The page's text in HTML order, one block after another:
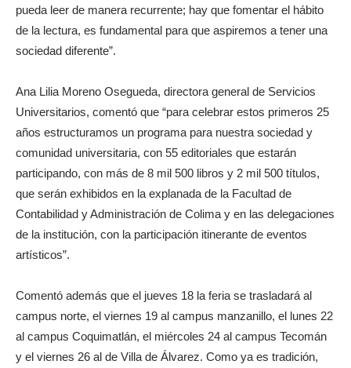
pueda leer de manera recurrente; hay que fomentar el hábito
de la lectura, es fundamental para que aspiremos a tener una
sociedad diferente”.
Ana Lilia Moreno Osegueda, directora general de Servicios
Universitarios, comentó que “para celebrar estos primeros 25
años estructuramos un programa para nuestra sociedad y
comunidad universitaria, con 55 editoriales que estarán
participando, con más de 8 mil 500 libros y 2 mil 500 títulos,
que serán exhibidos en la explanada de la Facultad de
Contabilidad y Administración de Colima y en las delegaciones
de la institución, con la participación itinerante de eventos
artísticos”.
Comentó además que el jueves 18 la feria se trasladará al
campus norte, el viernes 19 al campus manzanillo, el lunes 22
al campus Coquimatlán, el miércoles 24 al campus Tecomán
y el viernes 26 al de Villa de Álvarez. Como ya es tradición,